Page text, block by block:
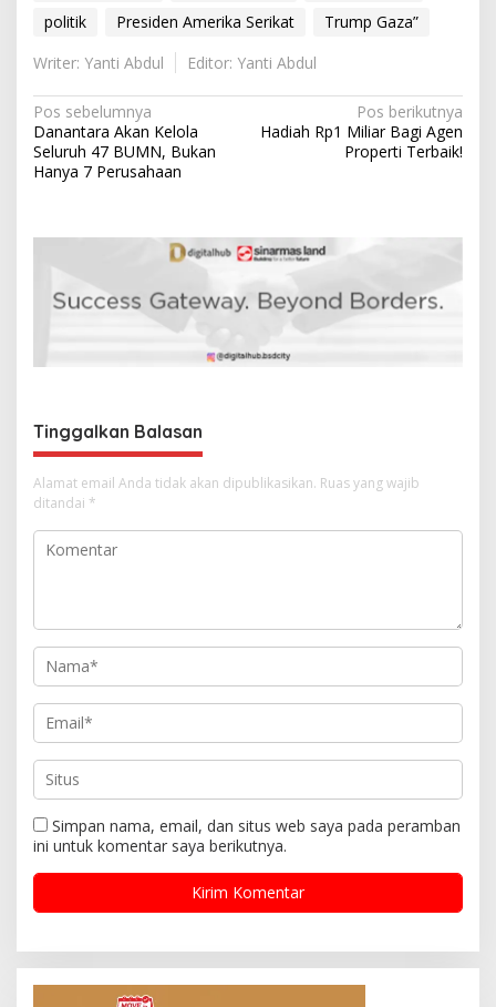
politik Presiden Amerika Serikat
Trump Gaza”
Writer: Yanti Abdul
Editor: Yanti Abdul
N
a
v
g
p
s
Pos sebelumnya
Danantara Akan Kelola
Seluruh 47 BUMN, Bukan
Hanya 7 Perusahaan
Pos berikutnya
Hadiah Rp1 Miliar Bagi Agen
Properti Terbaik!
Tinggalkan Balasan
Alamat email Anda tidak akan dipublikasikan. Ruas yang wajib
ditandai *
Simpan nama, email, dan situs web saya pada peramban
ini untuk komentar saya berikutnya.